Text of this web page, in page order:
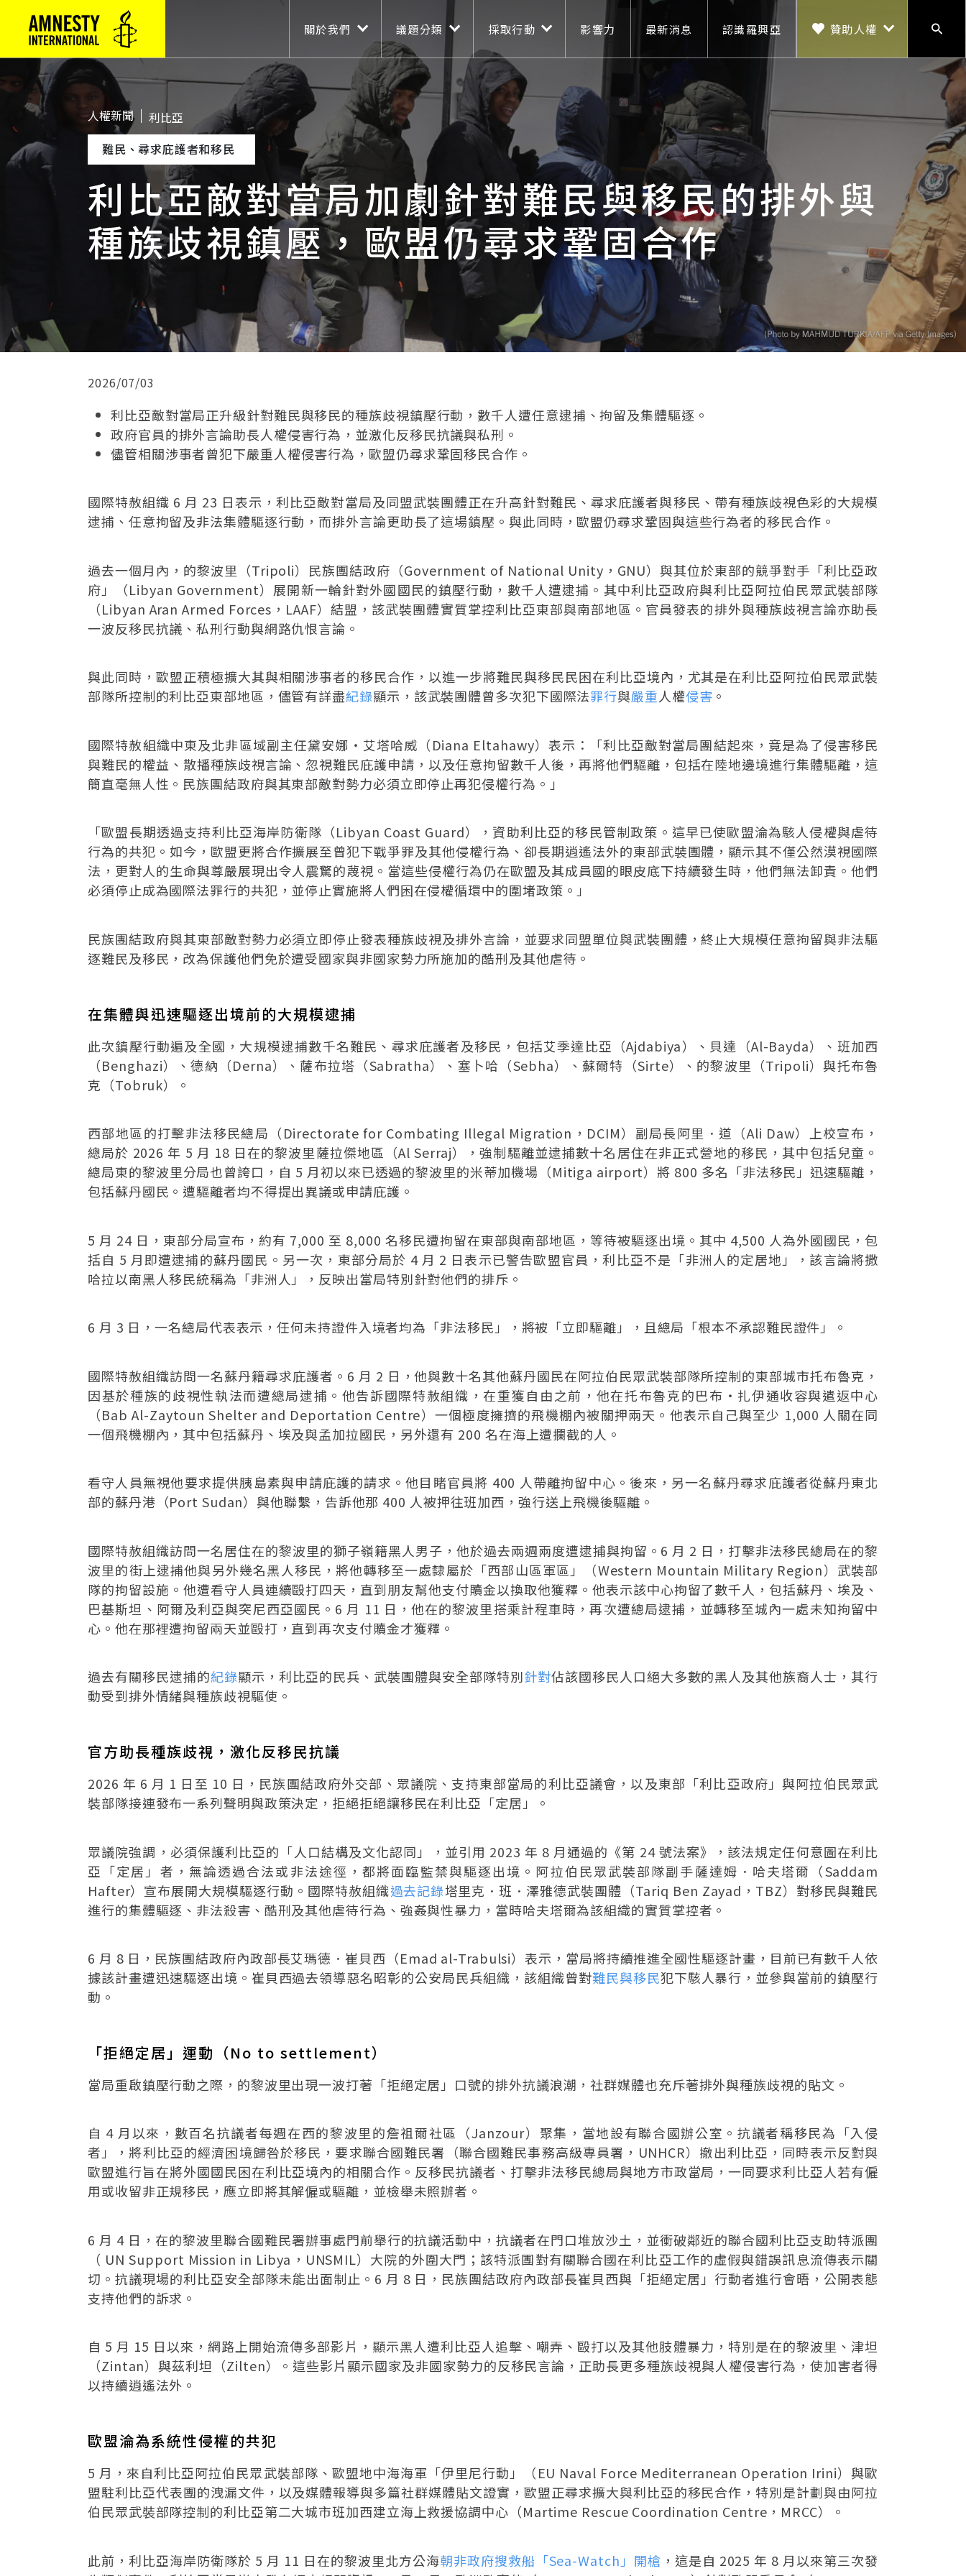
關於我們 議題分類 採取行動 影響力 最新消息 認識羅興亞 贊助人權
搜尋
人權新聞
利比亞
難民、尋求庇護者和移民
利比亞敵對當局加劇針對難民與移民的排外與
種族歧視鎮壓，歐盟仍尋求鞏固合作
2026/07/03
利比亞敵對當局正升級針對難民與移民的種族歧視鎮壓行動，數千人遭任意逮捕、拘留及集體驅逐。
政府官員的排外言論助長人權侵害行為，並激化反移民抗議與私刑。
儘管相關涉事者曾犯下嚴重人權侵害行為，歐盟仍尋求鞏固移民合作。
國際特赦組織 6 月 23 日表示，利比亞敵對當局及同盟武裝團體正在升高針對難民、尋求庇護者與移民、帶有種族歧視色彩的大規模
逮捕、任意拘留及非法集體驅逐行動，而排外言論更助長了這場鎮壓。與此同時，歐盟仍尋求鞏固與這些行為者的移民合作。
過去一個月內，的黎波里（Tripoli）民族團結政府（Government of National Unity，GNU）與其位於東部的競爭對手「利比亞政
府」（Libyan Government）展開新一輪針對外國國民的鎮壓行動，數千人遭逮捕。其中利比亞政府與利比亞阿拉伯民眾武裝部隊
（Libyan Aran Armed Forces，LAAF）結盟，該武裝團體實質掌控利比亞東部與南部地區。官員發表的排外與種族歧視言論亦助長
一波反移民抗議、私刑行動與網路仇恨言論。
與此同時，歐盟正積極擴大其與相關涉事者的移民合作，以進一步將難民與移民民困在利比亞境內，尤其是在利比亞阿拉伯民眾武裝
部隊所控制的利比亞東部地區，儘管有詳盡紀錄顯示，該武裝團體曾多次犯下國際法罪行與嚴重人權侵害 。
國際特赦組織中東及北非區域副主任黛安娜・艾塔哈威（Diana Eltahawy）表示：「利比亞敵對當局團結起來，竟是為了侵害移民
與難民的權益、散播種族歧視言論、忽視難民庇護申請，以及任意拘留數千人後，再將他們驅離，包括在陸地邊境進行集體驅離，這
簡直毫無人性。民族團結政府與其東部敵對勢力必須立即停止再犯侵權行為。」
「歐盟長期透過支持利比亞海岸防衛隊（Libyan Coast Guard），資助利比亞的移民管制政策。這早已使歐盟淪為駭人侵權與虐待
行為的共犯。如今，歐盟更將合作擴展至曾犯下戰爭罪及其他侵權行為、卻長期逍遙法外的東部武裝團體，顯示其不僅公然漠視國際
法，更對人的生命與尊嚴展現出令人震驚的蔑視。當這些侵權行為仍在歐盟及其成員國的眼皮底下持續發生時，他們無法卸責。他們
必須停止成為國際法罪行的共犯，並停止實施將人們困在侵權循環中的圍堵政策。」
民族團結政府與其東部敵對勢力必須立即停止發表種族歧視及排外言論，並要求同盟單位與武裝團體，終止大規模任意拘留與非法驅
逐難民及移民，改為保護他們免於遭受國家與非國家勢力所施加的酷刑及其他虐待。
在集體與迅速驅逐出境前的大規模逮捕
此次鎮壓行動遍及全國，大規模逮捕數千名難民、尋求庇護者及移民，包括艾季達比亞（Ajdabiya）、貝達（Al-Bayda）、班加西
（Benghazi）、德納（Derna）、薩布拉塔（Sabratha）、塞卜哈（Sebha）、蘇爾特（Sirte）、的黎波里（Tripoli）與托布魯
克（Tobruk）。
西部地區的打擊非法移民總局（Directorate for Combating Illegal Migration，DCIM）副局長阿里．道（Ali Daw）上校宣布，
總局於 2026 年 5 月 18 日在的黎波里薩拉傑地區（Al Serraj），強制驅離並逮捕數十名居住在非正式營地的移民，其中包括兒童。
總局東的黎波里分局也曾誇口，自 5 月初以來已透過的黎波里的米蒂加機場（Mitiga airport）將 800 多名「非法移民」迅速驅離，
包括蘇丹國民。遭驅離者均不得提出異議或申請庇護。
5 月 24 日，東部分局宣布，約有 7,000 至 8,000 名移民遭拘留在東部與南部地區，等待被驅逐出境。其中 4,500 人為外國國民，包
括自 5 月即遭逮捕的蘇丹國民。另一次，東部分局於 4 月 2 日表示已警告歐盟官員，利比亞不是「非洲人的定居地」，該言論將撒
哈拉以南黑人移民統稱為「非洲人」，反映出當局特別針對他們的排斥。
6 月 3 日，一名總局代表表示，任何未持證件入境者均為「非法移民」，將被「立即驅離」，且總局「根本不承認難民證件」。
國際特赦組織訪問一名蘇丹籍尋求庇護者。6 月 2 日，他與數十名其他蘇丹國民在阿拉伯民眾武裝部隊所控制的東部城市托布魯克，
因基於種族的歧視性執法而遭總局逮捕。他告訴國際特赦組織，在重獲自由之前，他在托布魯克的巴布・扎伊通收容與遣返中心
（Bab Al-Zaytoun Shelter and Deportation Centre）一個極度擁擠的飛機棚內被關押兩天。他表示自己與至少 1,000 人關在同
一個飛機棚內，其中包括蘇丹、埃及與孟加拉國民，另外還有 200 名在海上遭攔截的人。
看守人員無視他要求提供胰島素與申請庇護的請求。他目睹官員將 400 人帶離拘留中心。後來，另一名蘇丹尋求庇護者從蘇丹東北
部的蘇丹港（Port Sudan）與他聯繫，告訴他那 400 人被押往班加西，強行送上飛機後驅離。
國際特赦組織訪問一名居住在的黎波里的獅子嶺籍黑人男子，他於過去兩週兩度遭逮捕與拘留。6 月 2 日，打擊非法移民總局在的黎
波里的街上逮捕他與另外幾名黑人移民，將他轉移至一處隸屬於「西部山區軍區」（Western Mountain Military Region）武裝部
隊的拘留設施。他遭看守人員連續毆打四天，直到朋友幫他支付贖金以換取他獲釋。他表示該中心拘留了數千人，包括蘇丹、埃及、
巴基斯坦、阿爾及利亞與突尼西亞國民。6 月 11 日，他在的黎波里搭乘計程車時，再次遭總局逮捕，並轉移至城內一處未知拘留中
心。他在那裡遭拘留兩天並毆打，直到再次支付贖金才獲釋。
過去有關移民逮捕的紀錄顯示，利比亞的民兵、武裝團體與安全部隊特別針對佔該國移民人口絕大多數的黑人及其他族裔人士，其行
動受到排外情緒與種族歧視驅使。
官方助長種族歧視，激化反移民抗議
2026 年 6 月 1 日至 10 日，民族團結政府外交部、眾議院、支持東部當局的利比亞議會，以及東部「利比亞政府」與阿拉伯民眾武
裝部隊接連發布一系列聲明與政策決定，拒絕拒絕讓移民在利比亞「定居」。
眾議院強調，必須保護利比亞的「人口結構及文化認同」，並引用 2023 年 8 月通過的《第 24 號法案》，該法規定任何意圖在利比
亞「定居」者，無論透過合法或非法途徑，都將面臨監禁與驅逐出境。阿拉伯民眾武裝部隊副手薩達姆．哈夫塔爾（Saddam
Hafter）宣布展開大規模驅逐行動。國際特赦組織過去記錄塔里克．班．澤雅德武裝團體（Tariq Ben Zayad，TBZ）對移民與難民
進行的集體驅逐、非法殺害、酷刑及其他虐待行為、強姦與性暴力，當時哈夫塔爾為該組織的實質掌控者。
6 月 8 日，民族團結政府內政部長艾瑪德．崔貝西（Emad al-Trabulsi）表示，當局將持續推進全國性驅逐計畫，目前已有數千人依
據該計畫遭迅速驅逐出境。崔貝西過去領導惡名昭彰的公安局民兵組織，該組織曾對難民與移民犯下駭人暴行，並參與當前的鎮壓行
動。
「拒絕定居」運動（No to settlement）
當局重啟鎮壓行動之際，的黎波里出現一波打著「拒絕定居」口號的排外抗議浪潮，社群媒體也充斥著排外與種族歧視的貼文。
自 4 月以來，數百名抗議者每週在西的黎波里的詹祖爾社區（Janzour）聚集，當地設有聯合國辦公室。抗議者稱移民為「入侵
者」，將利比亞的經濟困境歸咎於移民，要求聯合國難民署（聯合國難民事務高級專員署，UNHCR）撤出利比亞，同時表示反對與
歐盟進行旨在將外國國民困在利比亞境內的相關合作。反移民抗議者、打擊非法移民總局與地方市政當局，一同要求利比亞人若有僱
用或收留非正規移民，應立即將其解僱或驅離，並檢舉未照辦者。
6 月 4 日，在的黎波里聯合國難民署辦事處門前舉行的抗議活動中，抗議者在門口堆放沙土，並衝破鄰近的聯合國利比亞支助特派團
（ UN Support Mission in Libya，UNSMIL）大院的外圍大門；該特派團對有關聯合國在利比亞工作的虛假與錯誤訊息流傳表示關
切。抗議現場的利比亞安全部隊未能出面制止。6 月 8 日，民族團結政府內政部長崔貝西與「拒絕定居」行動者進行會晤，公開表態
支持他們的訴求。
自 5 月 15 日以來，網路上開始流傳多部影片，顯示黑人遭利比亞人追擊、嘲弄、毆打以及其他肢體暴力，特別是在的黎波里、津坦
（Zintan）與茲利坦（Zilten）。這些影片顯示國家及非國家勢力的反移民言論，正助長更多種族歧視與人權侵害行為，使加害者得
以持續逍遙法外。
歐盟淪為系統性侵權的共犯
5 月，來自利比亞阿拉伯民眾武裝部隊、歐盟地中海海軍「伊里尼行動」（EU Naval Force Mediterranean Operation Irini）與歐
盟駐利比亞代表團的洩漏文件，以及媒體報導與多篇社群媒體貼文證實，歐盟正尋求擴大與利比亞的移民合作，特別是計劃與由阿拉
伯民眾武裝部隊控制的利比亞第二大城市班加西建立海上救援協調中心（Martime Rescue Coordination Centre，MRCC）。
此前，利比亞海岸防衛隊於 5 月 11 日在的黎波里北方公海朝非政府搜救船「Sea-Watch」開槍 ，這是自 2025 年 8 月以來第三次發